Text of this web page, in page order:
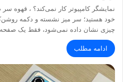
نمایشگر کامپیوتر کار نمی‌کند؟ ، قهوه
خود هستید؛ سر میز نشسته و دکمه
چیزی نشان داده نمی‌شود، فقط یک
ادامه مطلب